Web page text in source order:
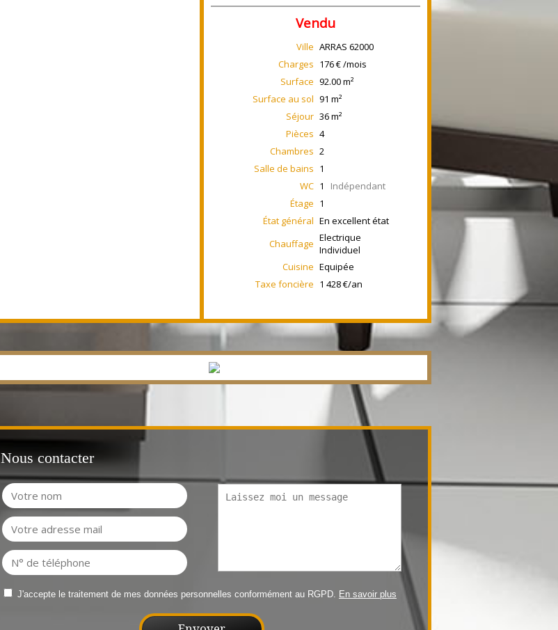
Vendu
Ville ARRAS 62000
Charges 176 € /mois
Surface 92.00m²
Surface au sol 91 m²
Séjour 36m²
Pièces 4
Chambres 2
Salle de bains 1
WC 1 Indépendant
Étage 1
État général En excellent état
Chauffage Electrique
Individuel
Cuisine Equipée
Taxe foncière 1 428 €/an
Nous contacter
J'accepte le traitement de mes données personnelles conformément au RGPD. En savoir plus